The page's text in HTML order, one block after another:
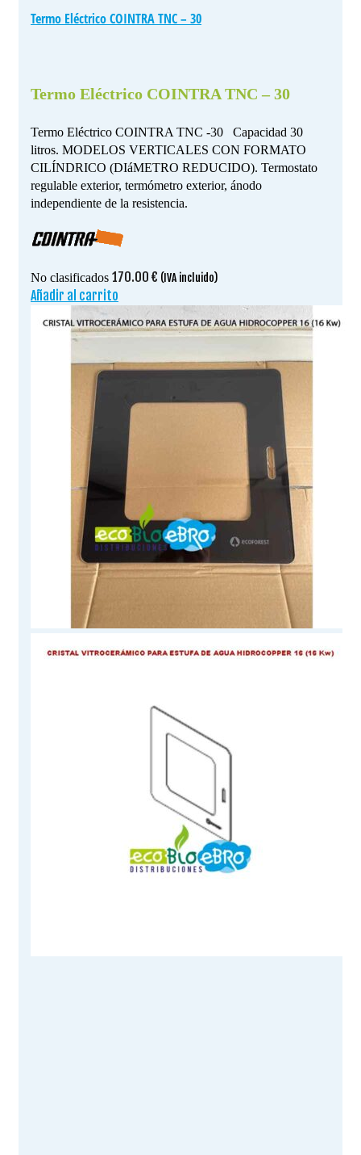
Termo Eléctrico COINTRA TNC – 30
Termo Eléctrico COINTRA TNC – 30
Termo Eléctrico COINTRA TNC -30 Capacidad 30
litros. MODELOS VERTICALES CON FORMATO
CILÍNDRICO (DIáMETRO REDUCIDO). Termostato
regulable exterior, termómetro exterior, ánodo
independiente de la resistencia.
No clasificados 170.00 € (IVA incluido)
Añadir al carrito